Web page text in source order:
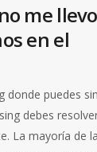
me
en el
donde puedes
debes
La mayoría de